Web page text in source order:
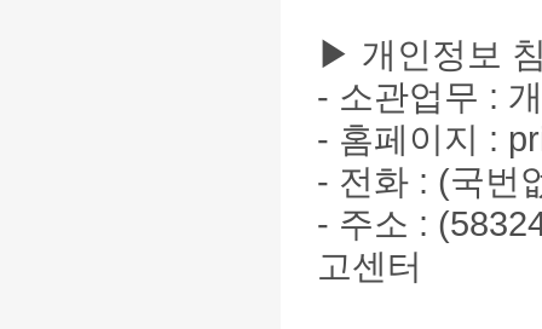
▶ 개인정보
- 소관업무 :
- 홈페이지 :
- 전화 : (국번
- 주소 :
고센터